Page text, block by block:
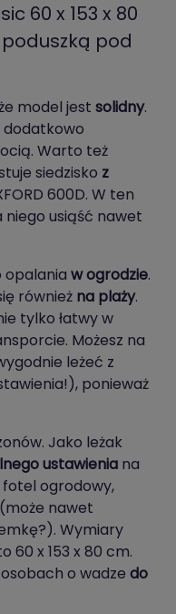
60 x 153 x 80
pod
model jest solidny.
dodatkowo
Warto też
siedzisko z
600D. W ten
usiąść nawet
opalania w ogrodzie.
również na plaży.
tylko łatwy w
Możesz na
leżeć z
ponieważ
Jako leżak
ustawienia na
fotel ogrodowy,
nawet
Wymiary
60 x 153 x 80 cm.
o wadze do